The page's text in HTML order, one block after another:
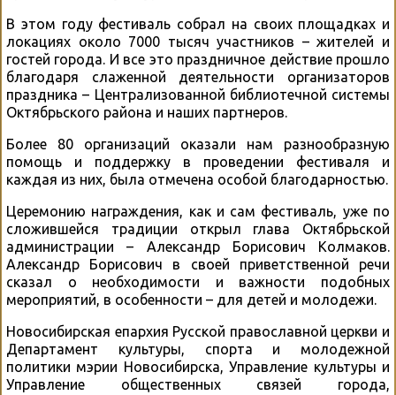
В этом году фестиваль собрал на своих площадках и
локациях около 7000 тысяч участников – жителей и
гостей города. И все это праздничное действие прошло
благодаря слаженной деятельности организаторов
праздника – Централизованной библиотечной системы
Октябрьского района и наших партнеров.
Более 80 организаций оказали нам разнообразную
помощь и поддержку в проведении фестиваля и
каждая из них, была отмечена особой благодарностью.
Церемонию награждения, как и сам фестиваль, уже по
сложившейся традиции открыл глава Октябрьской
администрации – Александр Борисович Колмаков.
Александр Борисович в своей приветственной речи
сказал о необходимости и важности подобных
мероприятий, в особенности – для детей и молодежи.
Новосибирская епархия Русской православной церкви и
Департамент культуры, спорта и молодежной
политики мэрии Новосибирска, Управление культуры и
Управление общественных связей города,